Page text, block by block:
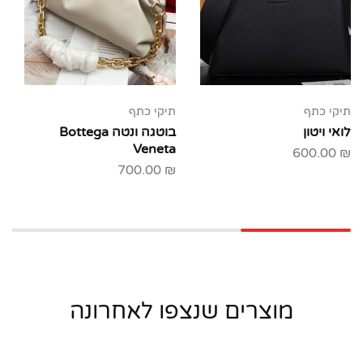
תיקי כתף
לואי ויטון
600.00 ₪
תיקי כתף
בוטגה ונטה Bottega
Veneta
700.00 ₪
מוצרים שנצפו לאחרונה